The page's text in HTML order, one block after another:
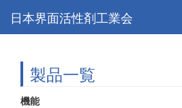
日本界面活性剤工業会
製品一覧
機能